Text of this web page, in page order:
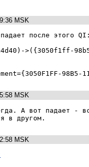
MSK
после этого
>({3050f1ff-
98B5-
MSK
А вот падает -
в другом.
MSK